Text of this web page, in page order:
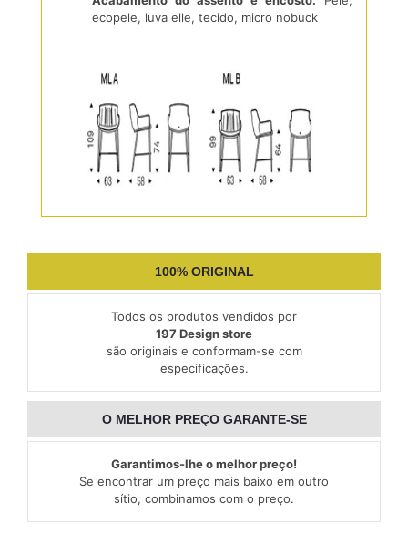
ecopele, luva elle, tecido, micro nobuck
100% ORIGINAL
Todos os produtos vendidos por
197 Design store
são originais e conformam-se com
especificações.
O MELHOR PREÇO GARANTE-SE
Garantimos-lhe o melhor preço!
Se encontrar um preço mais baixo em outro
sítio, combinamos com o preço.